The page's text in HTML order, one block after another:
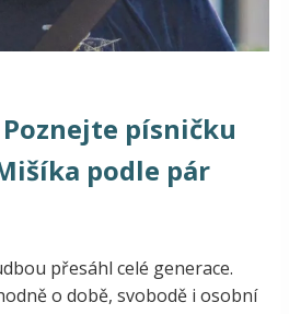
písničku
podle pár
přesáhl celé generace.
o době, svobodě i osobní